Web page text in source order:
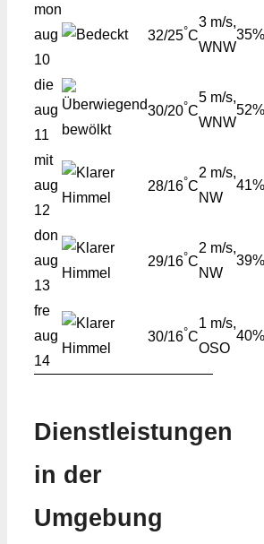
mon
aug
10
32/25°C
3 m/s,
WNW
35%
die
aug
11
30/20°C
5 m/s,
WNW
52%
mit
aug
12
28/16°C
2 m/s,
NW
41%
don
aug
13
29/16°C
2 m/s,
NW
39%
fre
aug
14
30/16°C
1 m/s,
OSO
40%
Dienstleistungen
in der
Umgebung